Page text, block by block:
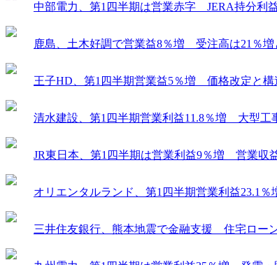
中部電力、第1四半期は営業赤字 JERA持分利
鹿島、土木好調で営業益8％増 受注高は21％増
王子HD、第1四半期営業益5％増 価格改定と構
清水建設、第1四半期営業利益11.8％増 大型工
JR東日本、第1四半期は営業利益9％増 営業収
オリエンタルランド、第1四半期営業利益23.1
三井住友銀行、熊本地震で金融支援 住宅ロー